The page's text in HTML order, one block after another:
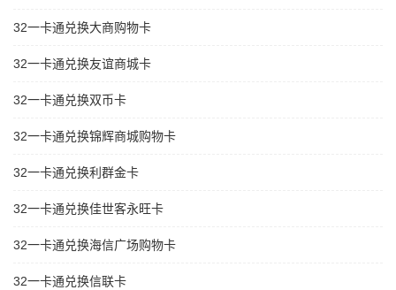
32一卡通兑换大商购物卡
32一卡通兑换友谊商城卡
32一卡通兑换双币卡
32一卡通兑换锦辉商城购物卡
32一卡通兑换利群金卡
32一卡通兑换佳世客永旺卡
32一卡通兑换海信广场购物卡
32一卡通兑换信联卡